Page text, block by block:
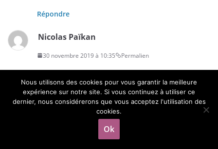
Répondre
Nicolas Païkan
30 novembre 2019 à 10:35 Permalien
Répondre
Nous utilisons des cookies pour vous garantir la meilleure
expérience sur notre site. Si vous continuez à utiliser ce
dernier, nous considérerons que vous acceptez l'utilisation des
cookies.
Ok